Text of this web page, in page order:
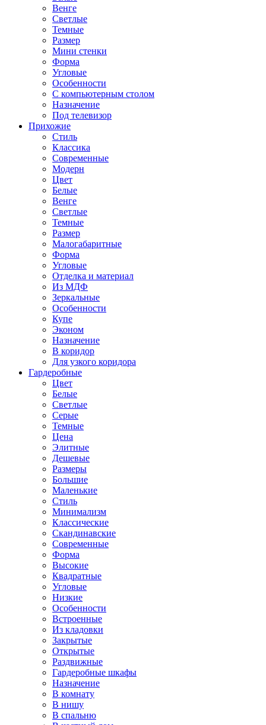
Венге
Светлые
Темные
Размер
Мини стенки
Форма
Угловые
Особенности
С компьютерным столом
Назначение
Под телевизор
Прихожие
Стиль
Классика
Современные
Модерн
Цвет
Белые
Венге
Светлые
Темные
Размер
Малогабаритные
Форма
Угловые
Отделка и материал
Из МДФ
Зеркальные
Особенности
Купе
Эконом
Назначение
В коридор
Для узкого коридора
Гардеробные
Цвет
Белые
Светлые
Серые
Темные
Цена
Элитные
Дешевые
Размеры
Большие
Маленькие
Стиль
Минимализм
Классические
Скандинавские
Современные
Форма
Высокие
Квадратные
Угловые
Низкие
Особенности
Встроенные
Из кладовки
Закрытые
Открытые
Раздвижные
Гардеробные шкафы
Назначение
В комнату
В нишу
В спальню